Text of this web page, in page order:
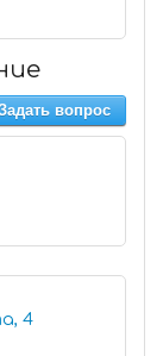
вопрос
4